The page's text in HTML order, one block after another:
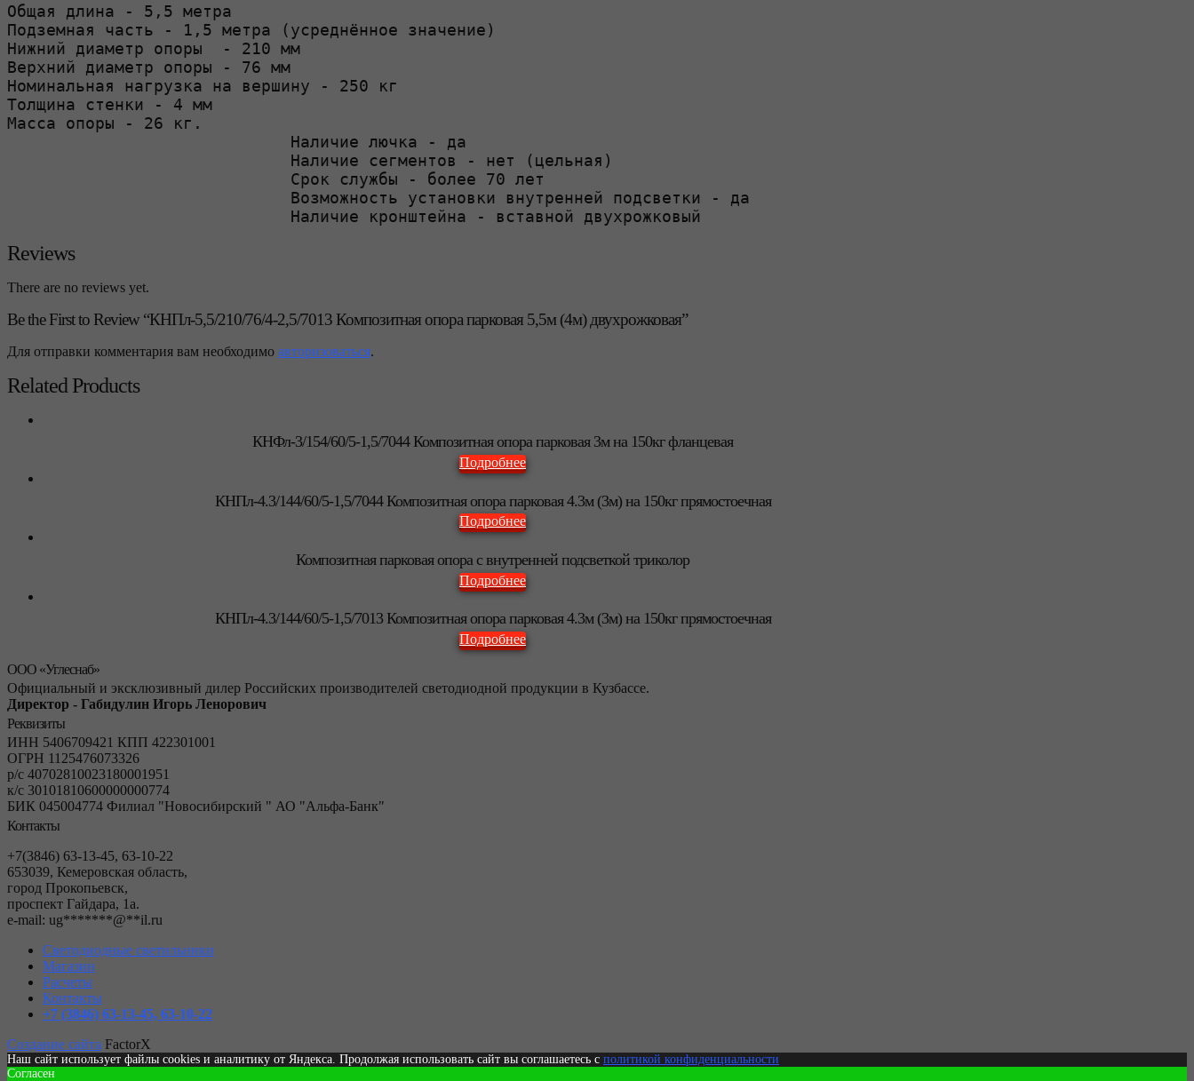
Общая длина - 5,5 метра
Подземная часть - 1,5 метра (усреднённое значение)
Нижний диаметр опоры  - 210 мм
Верхний диаметр опоры - 76 мм
Номинальная нагрузка на вершину - 250 кг
Толщина стенки - 4 мм
Масса опоры - 26 кг.
                             Наличие лючка - да
                             Наличие сегментов - нет (цельная)
                             Срок службы - более 70 лет
                             Возможность установки внутренней подсветки - да
                             Наличие кронштейна - вставной двухрожковый
Reviews
There are no reviews yet.
Be the First to Review “КНПл-5,5/210/76/4-2,5/7013 Композитная опора парковая 5,5м (4м) двухрожковая”
Для отправки комментария вам необходимо авторизоваться.
Related Products
КНФл-3/154/60/5-1,5/7044 Композитная опора парковая 3м на 150кг фланцевая
Подробнее
КНПл-4.3/144/60/5-1,5/7044 Композитная опора парковая 4.3м (3м) на 150кг прямостоечная
Подробнее
Композитная парковая опора с внутренней подсветкой триколор
Подробнее
КНПл-4.3/144/60/5-1,5/7013 Композитная опора парковая 4.3м (3м) на 150кг прямостоечная
Подробнее
ООО «Углеснаб»
Официальный и эксклюзивный дилер Российских производителей светодиодной продукции в Кузбассе.
Директор - Габидулин Игорь Ленорович
Реквизиты
ИНН 5406709421 КПП 422301001
ОГРН 1125476073326
р/с 40702810023180001951
к/с 30101810600000000774
БИК 045004774 Филиал "Новосибирский " АО "Альфа-Банк"
Контакты
+7(3846) 63-13-45, 63-10-22
653039, Кемеровская область,
город Прокопьевск,
проспект Гайдара, 1а.
е-mail: ug*******@**il.ru
Светодиодные светильники
Магазин
Расчеты
Контакты
+7 (3846) 63-13-45, 63-10-22
Создание сайта FactorX
Наш сайт использует файлы cookies и аналитику от Яндекса. Продолжая использовать сайт вы соглашаетесь с политикой конфиденциальности
Согласен